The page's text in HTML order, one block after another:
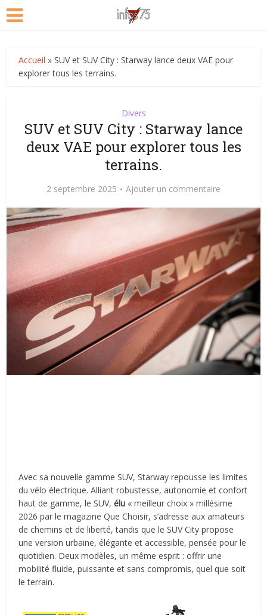
Accueil »SUV et SUV City : Starway lance deux VAE pour
explorer tous les terrains.
Divers
SUV et SUV City : Starway lance
deux VAE pour explorer tous les
terrains.
2 septembre 2025 Ajouter un commentaire
Avec sa nouvelle gamme SUV, Starway repousse les limites
du vélo électrique. Alliant robustesse, autonomie et confort
haut de gamme, le SUV,élu « meilleur choix » millésime
2026 par le magazine Que Choisir, s’adresse aux amateurs
de chemins et de liberté, tandis que le SUV City propose
une version urbaine, élégante et accessible, pensée pour le
quotidien. Deux modèles, un même esprit : offrir une
mobilité fluide, puissante et sans compromis, quel que soit
le terrain.